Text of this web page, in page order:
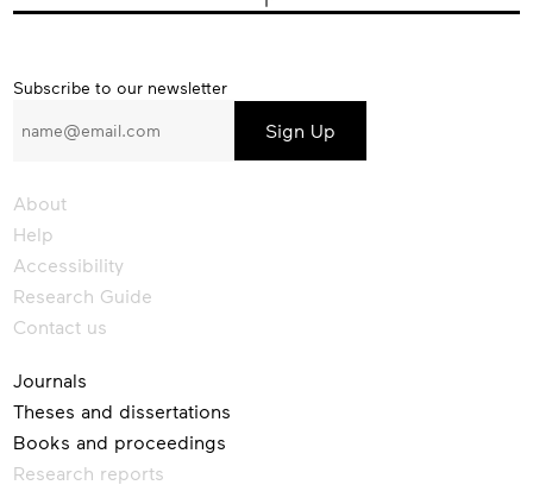
Subscribe
our
Subscribe to our newsletter
About
Help
Accessibility
Research Guide
Contact us
Journals
Theses and dissertations
Books and proceedings
Research reports